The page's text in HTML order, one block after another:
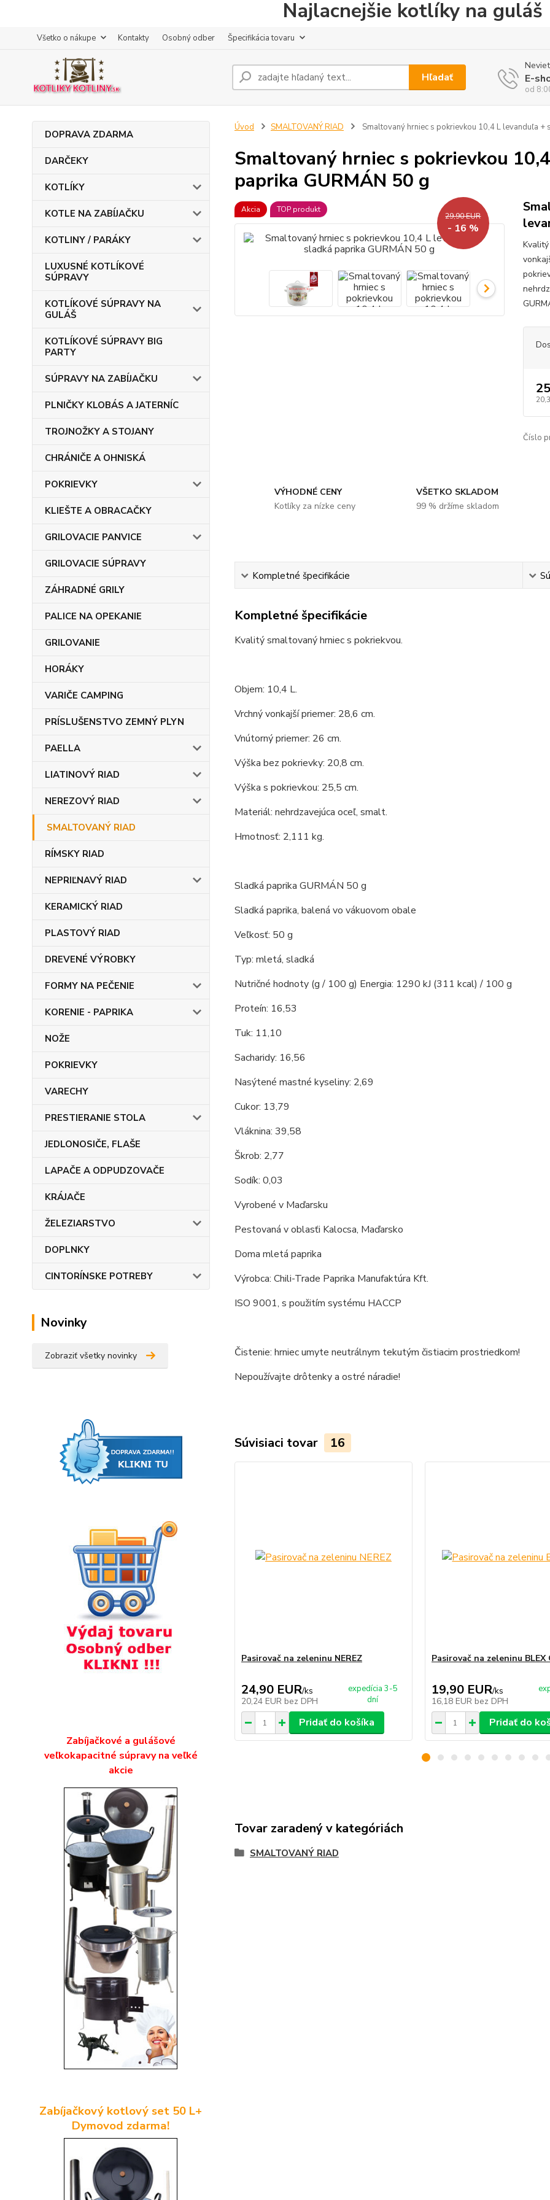
Najlacnejšie kotlíky na guláš
Všetko o nákupe Kontakty Osobný odber Špecifikácia tovaru
Hľadať E-
od
DOPRAVA ZDARMA
DARČEKY
KOTLÍKY
KOTLE NA ZABÍJAČKU
KOTLINY / PARÁKY
LUXUSNÉ KOTLÍKOVÉ
SÚPRAVY
KOTLÍKOVÉ SÚPRAVY NA
GULÁŠ
KOTLÍKOVÉ SÚPRAVY BIG
PARTY
SÚPRAVY NA ZABÍJAČKU
PLNIČKY KLOBÁS A JATERNÍC
TROJNOŽKY A STOJANY
CHRÁNIČE A OHNISKÁ
POKRIEVKY
KLIEŠTE A OBRACAČKY
GRILOVACIE PANVICE
GRILOVACIE SÚPRAVY
ZÁHRADNÉ GRILY
PALICE NA OPEKANIE
GRILOVANIE
HORÁKY
VARIČE CAMPING
PRÍSLUŠENSTVO ZEMNÝ PLYN
PAELLA
LIATINOVÝ RIAD
NEREZOVÝ RIAD
SMALTOVANÝ RIAD
RÍMSKY RIAD
NEPRIĽNAVÝ RIAD
KERAMICKÝ RIAD
PLASTOVÝ RIAD
DREVENÉ VÝROBKY
FORMY NA PEČENIE
KORENIE - PAPRIKA
NOŽE
POKRIEVKY
VARECHY
PRESTIERANIE STOLA
JEDLONOSIČE, FLAŠE
LAPAČE A ODPUDZOVAČE
KRÁJAČE
ŽELEZIARSTVO
DOPLNKY
CINTORÍNSKE POTREBY
Novinky
Zobraziť všetky novinky
Zabíjačkové a gulášové
veľkokapacitné súpravy na veľké
akcie
Zabíjačkový kotlový set 50 L+
Dymovod zdarma!
Úvod SMALTOVANÝ RIAD Smaltovaný hrniec s pokrievkou 10,4 L levanduľa +
Smaltovaný hrniec s pokrievkou
paprika GURMÁN 50 g
Akcia TOP produkt
29,90 EUR
- 16 %
Číslo
VÝHODNÉ CENY
Kotlíky za nízke ceny
VŠETKO SKLADOM
99 % držíme skladom
Kompletné špecifikácie
Kompletné špecifikácie
Kvalitý smaltovaný hrniec s pokriekvou.
Objem: 10,4 L.
Vrchný vonkajší priemer: 28,6 cm.
Vnútorný priemer: 26 cm.
Výška bez pokrievky: 20,8 cm.
Výška s pokrievkou: 25,5 cm.
Materiál: nehrdzavejúca oceľ, smalt.
Hmotnosť: 2,111 kg.
Sladká paprika GURMÁN 50 g
Sladká paprika, balená vo vákuovom obale
Veľkosť: 50 g
Typ: mletá, sladká
Nutričné hodnoty (g / 100 g) Energia: 1290 kJ (311 kcal) / 100 g
Proteín: 16,53
Tuk: 11,10
Sacharidy: 16,56
Nasýtené mastné kyseliny: 2,69
Cukor: 13,79
Vláknina: 39,58
Škrob: 2,77
Sodík: 0,03
Vyrobené v Maďarsku
Pestovaná v oblasťi Kalocsa, Maďarsko
Doma mletá paprika
Výrobca: Chili-Trade Paprika Manufaktúra Kft.
ISO 9001, s použitím systému HACCP
Čistenie: hrniec umyte neutrálnym tekutým čistiacim prostriedkom!
Nepoužívajte drôtenky a ostré náradie!
Súvisiaci tovar 16
Pasirovač na zeleninu NEREZ
24,90 EUR/ks
20,24 EUR bez DPH
expedícia 3-5
dní
Pridať do košíka
Pasirovač na zeleninu BLEX
19,90 EUR/ks
16,18 EUR bez DPH
Pridať do
Tovar zaradený v kategóriách
SMALTOVANÝ RIAD